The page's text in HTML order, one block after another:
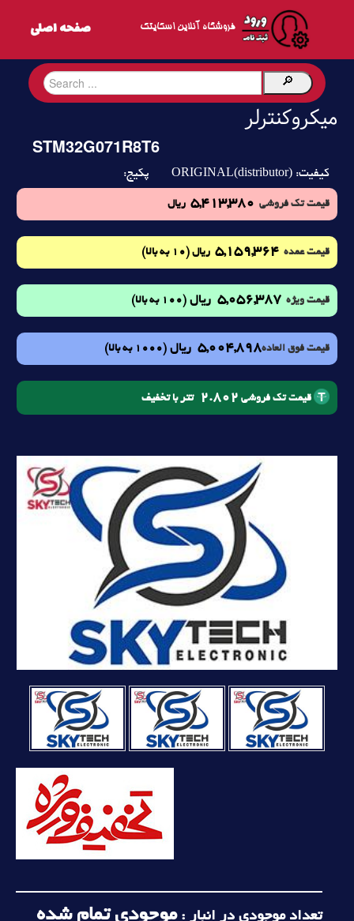
فروشگاه آنلاین اسکایتک
میکروکنترلر
STM32G071R8T6
کیفیت: ORIGINAL(distributor) پکیج:
قیمت تک فروشی 5,413,380 ریال
قیمت عمده 5,159,364 ریال (10 به بالا)
قیمت ویژه 5,056,387 ریال (100 به بالا)
قیمت فوق العاده5,004,898 ریال (1000 به بالا)
قیمت تک فروشی 2.802 تتر با تخفیف
تعداد موجودی در انبار :موجودی تمام شده